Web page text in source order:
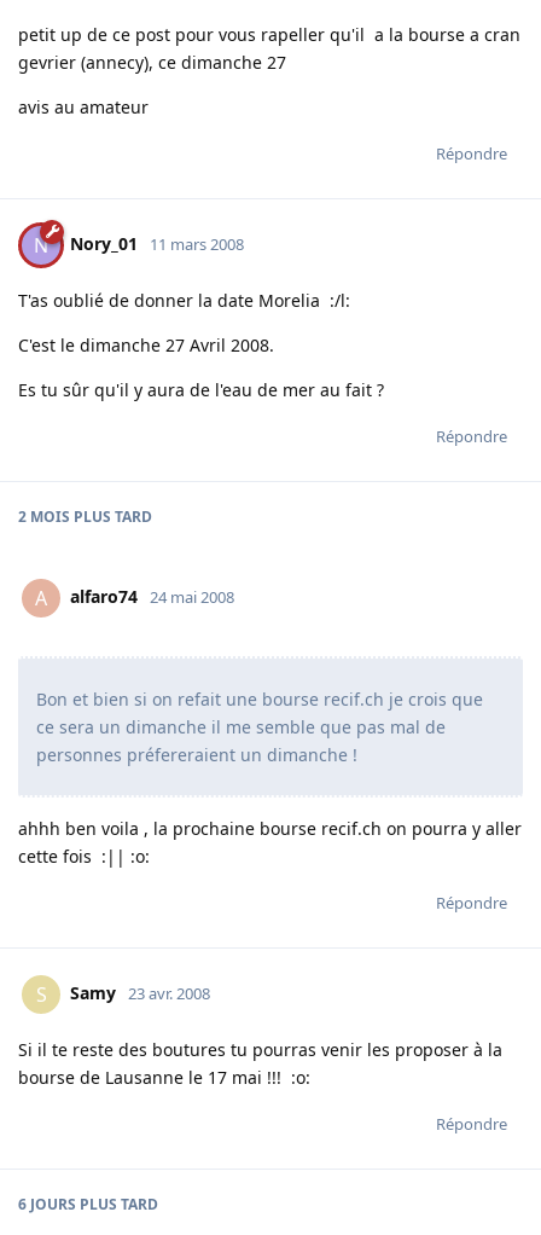
petit up de ce post pour vous rapeller qu'il a la bourse a cran
gevrier (annecy), ce dimanche 27
avis au amateur
Répondre
N Nory_01 11 mars 2008
T'as oublié de donner la date Morelia :/l:
C'est le dimanche 27 Avril 2008.
Es tu sûr qu'il y aura de l'eau de mer au fait ?
Répondre
2 MOIS PLUS TARD
A alfaro74 24 mai 2008
Bon et bien si on refait une bourse recif.ch je crois que
ce sera un dimanche il me semble que pas mal de
personnes préfereraient un dimanche !
ahhh ben voila , la prochaine bourse recif.ch on pourra y aller
cette fois :|| :o:
Répondre
S Samy 23 avr. 2008
Si il te reste des boutures tu pourras venir les proposer à la
bourse de Lausanne le 17 mai !!! :o:
Répondre
6 JOURS PLUS TARD